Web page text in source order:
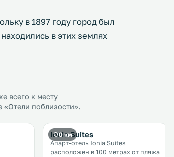
в 1897 году город был
в этих землях
всего к месту
поблизости».
0 км
Ionia Suites
Апарт-отель Ionia Suites
расположен в 100 метрах от пляжа